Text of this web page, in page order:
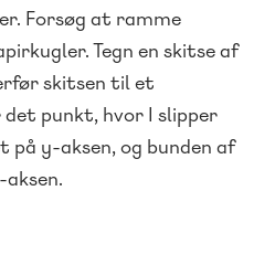
Forsøg at ramme
Tegn en skitse af
skitsen til et
punkt, hvor I slipper
på y-aksen, og bunden af